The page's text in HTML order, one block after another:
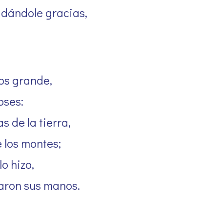
gracias,
grande,
de la tierra,
montes;
hizo,
sus manos.